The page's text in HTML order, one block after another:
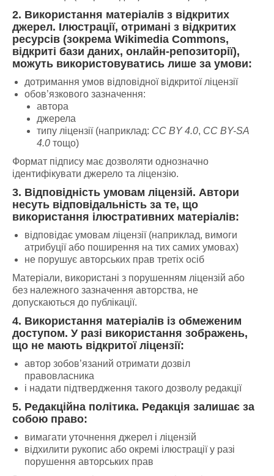
2. Використання матеріалів з відкритих
джерел. Ілюстрації, отримані з відкритих
ресурсів (зокрема Wikimedia Commons,
відкриті бази даних, онлайн-репозиторії),
можуть використовуватись лише за умови:
дотримання умов відповідної відкритої ліцензії
обов’язкового зазначення:
автора
джерела
типу ліцензії (наприклад: CC BY 4.0, CC BY-SA
4.0 тощо)
Формат підпису має дозволяти однозначно
ідентифікувати джерело та ліцензію.
3. Відповідність умовам ліцензій. Автори
несуть відповідальність за те, що
використання ілюстративних матеріалів:
відповідає умовам ліцензії (наприклад, вимоги
атрибуції або поширення на тих самих умовах)
не порушує авторських прав третіх осіб
Матеріали, використані з порушенням ліцензій або
без належного зазначення авторства, не
допускаються до публікації.
4. Використання матеріалів із обмеженим
доступом. У разі використання зображень,
що не мають відкритої ліцензії:
автор зобов’язаний отримати дозвіл
правовласника
і надати підтвердження такого дозволу редакції
5. Редакційна політика. Редакція залишає за
собою право:
вимагати уточнення джерел і ліцензій
відхилити рукопис або окремі ілюстрації у разі
порушення авторських прав